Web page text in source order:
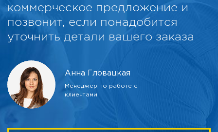
коммерческое предложение и
позвонит, если понадобится
уточнить детали вашего заказа
Анна Гловацкая
Менеджер по работе с
клиентами